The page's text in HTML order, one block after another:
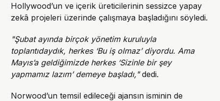
Hollywood’un ve içerik üreticilerinin sessizce yapay
zekâ projeleri üzerinde çalışmaya başladığını söyledi.
"Şubat ayında birçok yönetim kuruluyla
toplantıdaydık, herkes ‘Bu iş olmaz’ diyordu. Ama
Mayıs’a geldiğimizde herkes ‘Sizinle bir şey
yapmamız lazım’ demeye başladı,"dedi.
Norwood’un temsil edileceği ajansın isminin de